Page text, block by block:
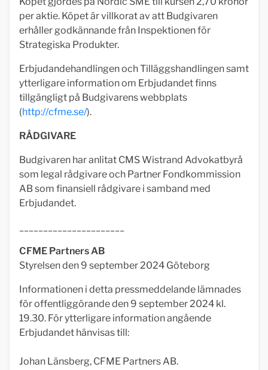
per aktie. Köpet är villkorat av att Budgivaren
erhåller godkännande från Inspektionen för
Strategiska Produkter.
Erbjudandehandlingen och Tilläggshandlingen samt
ytterligare information om Erbjudandet finns
tillgängligt på Budgivarens webbplats
(http://cfme.se/).
RÅDGIVARE
Budgivaren har anlitat CMS Wistrand Advokatbyrå
som legal rådgivare och Partner Fondkommission
AB som finansiell rådgivare i samband med
Erbjudandet.
CFME Partners AB
Styrelsen den 9 september 2024 Göteborg
Informationen i detta pressmeddelande lämnades
för offentliggörande den 9 september 2024 kl.
19.30. För ytterligare information angående
Erbjudandet hänvisas till:
Johan Länsberg, CFME Partners AB.